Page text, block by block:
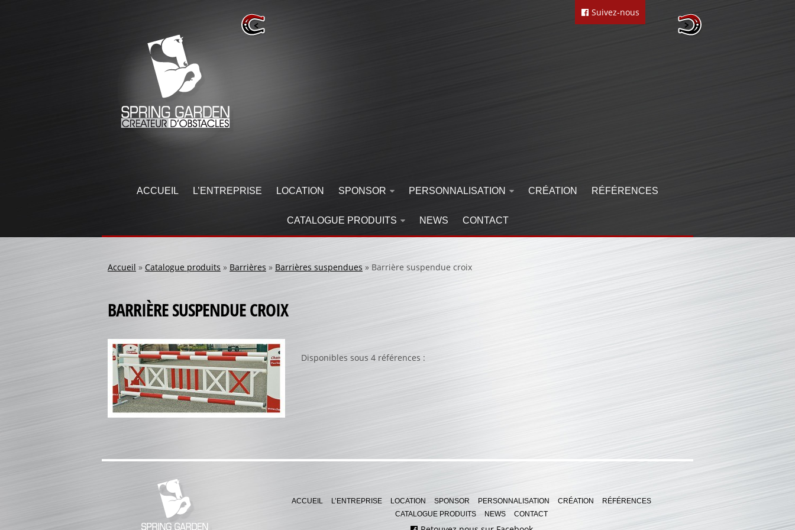
Suivez-nous
ACCUEIL L’ENTREPRISE LOCATION SPONSOR PERSONNALISATION CRÉATION RÉFÉRENCES
CATALOGUE PRODUITS NEWS CONTACT
Accueil » Catalogue produits » Barrières » Barrières suspendues » Barrière suspendue croix
BARRIÈRE SUSPENDUE CROIX
Disponibles sous 4 références :
ACCUEIL L’ENTREPRISE LOCATION SPONSOR PERSONNALISATION CRÉATION
RÉFÉRENCES
CATALOGUE PRODUITS
NEWS CONTACT